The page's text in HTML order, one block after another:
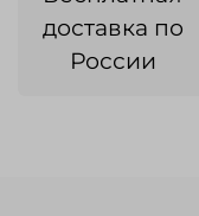
доставка по
России